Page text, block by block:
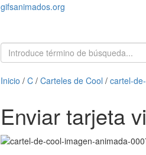
gifsanimados.org
Inicio / C / Carteles de Cool / cartel-
Enviar tarjeta